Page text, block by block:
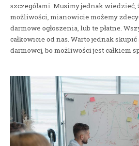
szczegółami. Musimy jednak wiedzieć,
możliwości, mianowicie możemy
darmowe ogłoszenia, lub te płatne.
całkowicie od nas. Warto jednak skupić
darmowej, bo możliwości jest całkiem